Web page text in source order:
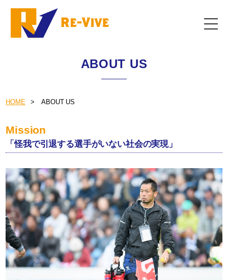
ABOUT US
HOME ABOUT US
Mission
「怪我で引退する選手がいない社会の実現」